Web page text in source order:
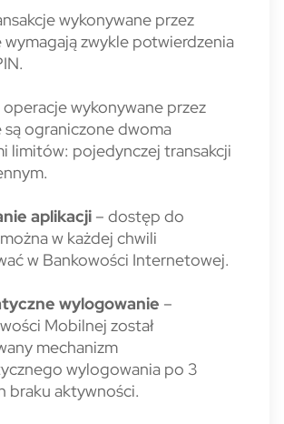
wykonywane przez
wymagają zwykle potwierdzenia
operacje wykonywane przez
są ograniczone dwoma
limitów: pojedynczej transakcji
aplikacji – dostęp do
w każdej chwili
w Bankowości Internetowej.
wylogowanie –
Mobilnej został
mechanizm
wylogowania po 3
braku aktywności.